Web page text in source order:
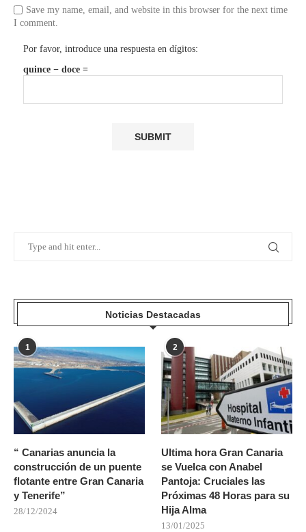
Save my name, email, and website in this browser for the next time
I comment.
Por favor, introduce una respuesta en dígitos:
quince − doce =
Noticias Destacadas
1
“ Canarias anuncia la
construcción de un puente
flotante entre Gran Canaria
y Tenerife”
28/12/2024
2
Ultima hora Gran Canaria
se Vuelca con Anabel
Pantoja: Cruciales las
Próximas 48 Horas para su
Hija Alma
13/01/2025